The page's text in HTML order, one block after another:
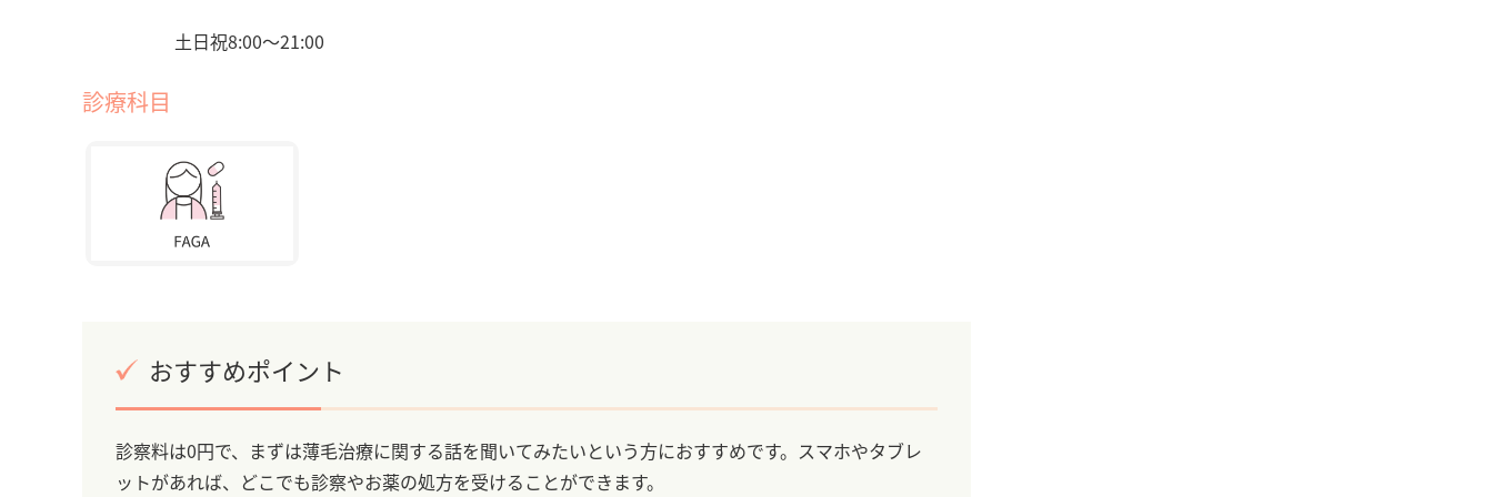
土日祝8:00〜21:00
診療科目
おすすめポイント
診察料は0円で、まずは薄毛治療に関する話を聞いてみたいという方におすすめです。スマホやタブレ
ットがあれば、どこでも診察やお薬の処方を受けることができます。